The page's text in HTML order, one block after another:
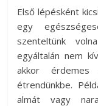
Első lépésként
egy
szenteltünk
egyáltalán nem
akkor érdemes
étrendünkbe.
almát vagy